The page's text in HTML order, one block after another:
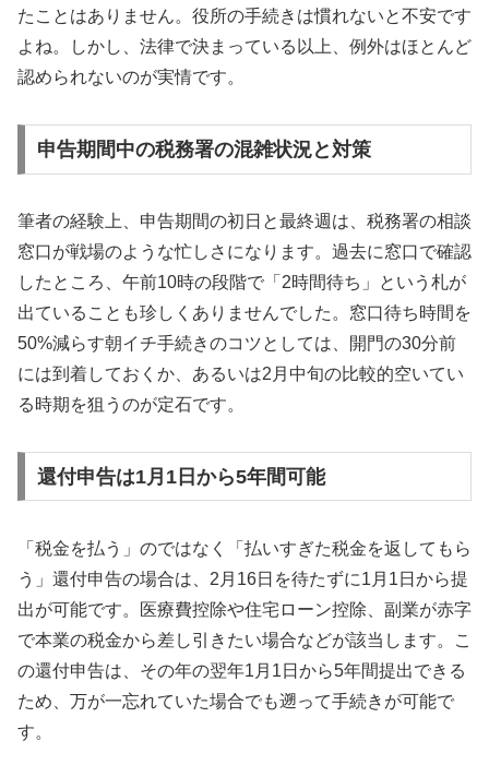
たことはありません。役所の手続きは慣れないと不安です
よね。しかし、法律で決まっている以上、例外はほとんど
認められないのが実情です。
申告期間中の税務署の混雑状況と対策
筆者の経験上、申告期間の初日と最終週は、税務署の相談
窓口が戦場のような忙しさになります。過去に窓口で確認
したところ、午前10時の段階で「2時間待ち」という札が
出ていることも珍しくありませんでした。窓口待ち時間を
50%減らす朝イチ手続きのコツとしては、開門の30分前
には到着しておくか、あるいは2月中旬の比較的空いてい
る時期を狙うのが定石です。
還付申告は1月1日から5年間可能
「税金を払う」のではなく「払いすぎた税金を返してもら
う」還付申告の場合は、2月16日を待たずに1月1日から提
出が可能です。医療費控除や住宅ローン控除、副業が赤字
で本業の税金から差し引きたい場合などが該当します。こ
の還付申告は、その年の翌年1月1日から5年間提出できる
ため、万が一忘れていた場合でも遡って手続きが可能で
す。